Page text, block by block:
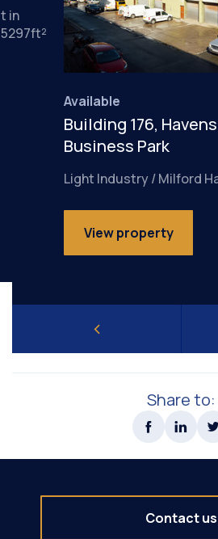
in
Available
Building 176,
Business Park
Light Industry / Milford
View property
Share to:
Contact us